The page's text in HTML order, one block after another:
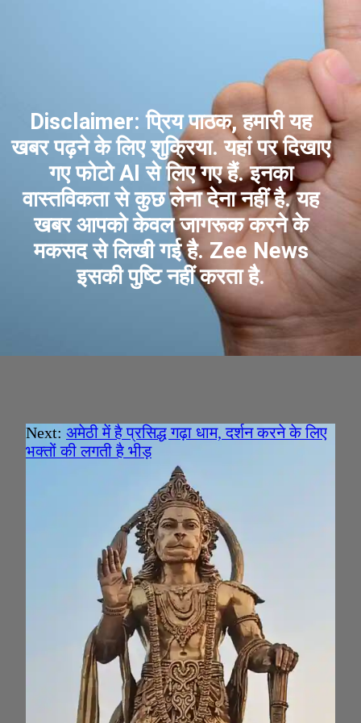
Disclaimer: प्रिय पाठक, हमारी यह
खबर पढ़ने के लिए शुक्रिया. यहां पर दिखाए
गए फोटो AI से लिए गए हैं. इनका
वास्तविकता से कुछ लेना देना नहीं है. यह
खबर आपको केवल जागरूक करने के
मकसद से लिखी गई है. Zee News
इसकी पुष्टि नहीं करता है.
Next: अमेठी में है प्रसिद्ध गढ़ा धाम, दर्शन करने के लिए
भक्तों की लगती है भीड़